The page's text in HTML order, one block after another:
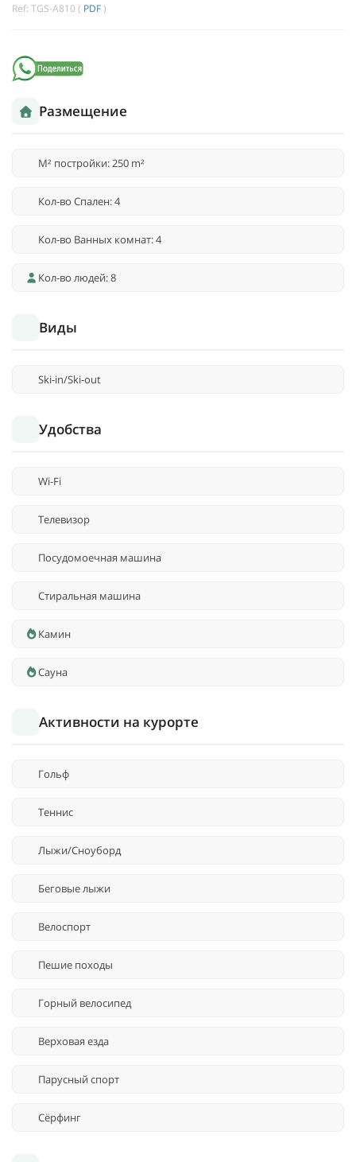
Ref: TGS-A810 ( PDF )
Размещение
M² постройки: 250 m²
Кол-во Спален: 4
Кол-во Ванных комнат: 4
Кол-во людей: 8
Виды
Ski-in/Ski-out
Удобства
Wi-Fi
Телевизор
Посудомоечная машина
Стиральная машина
Камин
Сауна
Активности на курорте
Гольф
Теннис
Лыжи/Сноуборд
Беговые лыжи
Велоспорт
Пешие походы
Горный велосипед
Верховая езда
Парусный спорт
Сёрфинг